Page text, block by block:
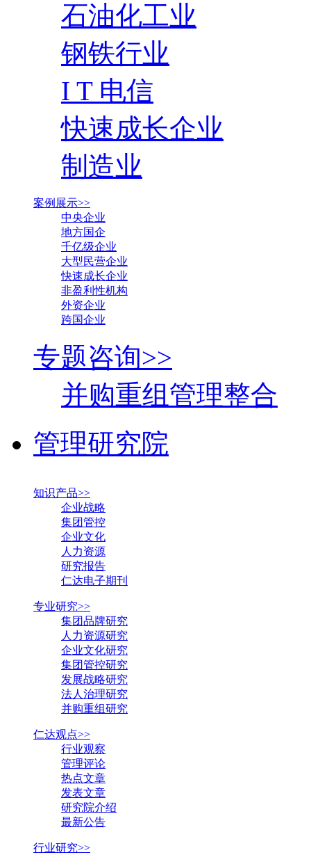
石油化工业
钢铁行业
I T 电信
快速成长企业
制造业
案例展示>>
中央企业
地方国企
千亿级企业
大型民营企业
快速成长企业
非盈利性机构
外资企业
跨国企业
专题咨询>>
并购重组管理整合
管理研究院
知识产品>>
企业战略
集团管控
企业文化
人力资源
研究报告
仁达电子期刊
专业研究>>
集团品牌研究
人力资源研究
企业文化研究
集团管控研究
发展战略研究
法人治理研究
并购重组研究
仁达观点>>
行业观察
管理评论
热点文章
发表文章
研究院介绍
最新公告
行业研究>>